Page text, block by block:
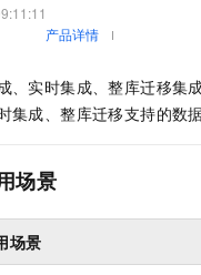
产品详情
、实时集成、整库迁移集
集成、整库迁移支持的数
场景
场景